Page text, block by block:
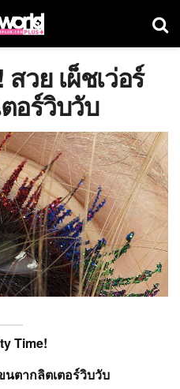
วย เผ็ชเว่อร์
อร์วิบวับ
Time!
นตากลิตเตอร์วิบวับ